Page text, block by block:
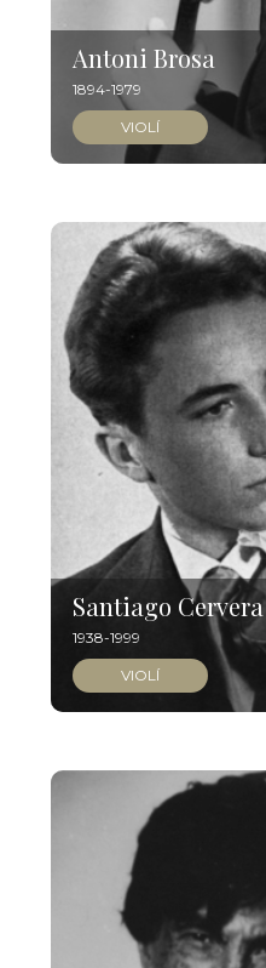
Antoni Brosa
1894-1979
VIOLÍ
Santiago Cervera
1938-1999
VIOLÍ